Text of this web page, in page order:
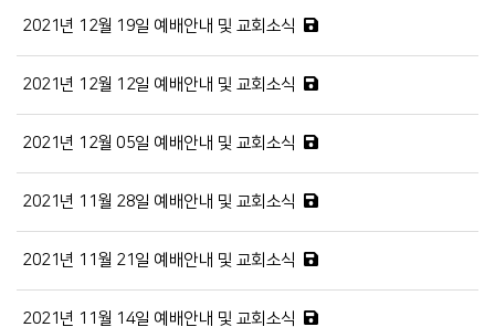
2021년 12월 19일 예배안내 및 교회소식
2021년 12월 12일 예배안내 및 교회소식
2021년 12월 05일 예배안내 및 교회소식
2021년 11월 28일 예배안내 및 교회소식
2021년 11월 21일 예배안내 및 교회소식
2021년 11월 14일 예배안내 및 교회소식